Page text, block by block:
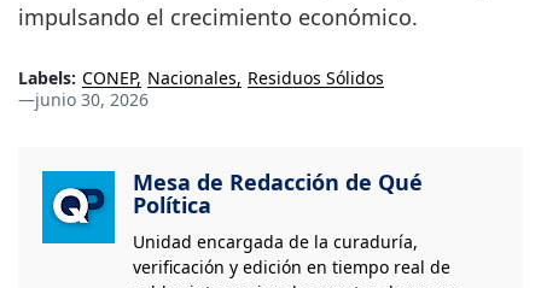
impulsando el crecimiento económico.
Labels: CONEP Nacionales Residuos Sólidos
—junio 30, 2026
Mesa de Redacción de Qué
Política
Unidad encargada de la curaduría,
verificación y edición en tiempo real de